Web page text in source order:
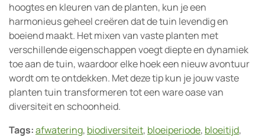
hoogtes en kleuren van de planten, kun je een
harmonieus geheel creëren dat de tuin levendig en
boeiend maakt. Het mixen van vaste planten met
verschillende eigenschappen voegt diepte en dynamiek
toe aan de tuin, waardoor elke hoek een nieuw avontuur
wordt om te ontdekken. Met deze tip kun je jouw vaste
planten tuin transformeren tot een ware oase van
diversiteit en schoonheid.
Tags:afwatering, biodiversiteit, bloeiperiode, bloeitijd,